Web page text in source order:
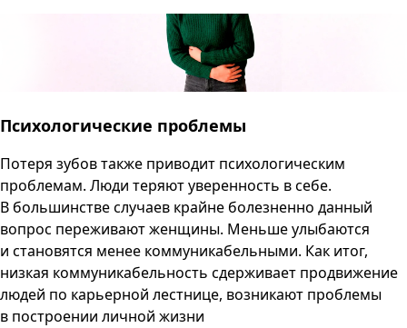
Психологические проблемы
Потеря зубов также приводит психологическим
проблемам. Люди теряют уверенность в себе.
В большинстве случаев крайне болезненно данный
вопрос переживают женщины. Меньше улыбаются
и становятся менее коммуникабельными. Как итог,
низкая коммуникабельность сдерживает продвижение
людей по карьерной лестнице, возникают проблемы
в построении личной жизни